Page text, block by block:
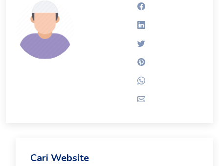
Facebook
Linkedin
Pinterest
Whatsapp
Email
Cari Website